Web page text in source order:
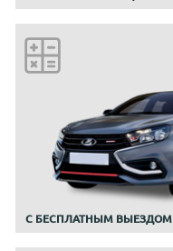
С БЕСПЛАТНЫМ ВЫЕЗДОМ